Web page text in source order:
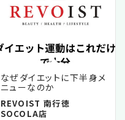
なぜダイエットに下半身メ
ニューなのか
REVOIST 南行徳
SOCOLA店